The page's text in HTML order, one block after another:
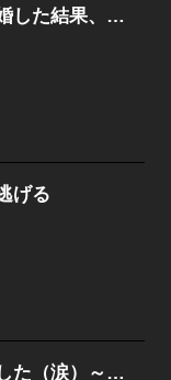
オタク同僚と偽装結婚した結果、毎日がメッチャ楽しいんだけど！
げる
転生したら、モブでした（涙）～死亡フラグを回避するため、薬師になります～